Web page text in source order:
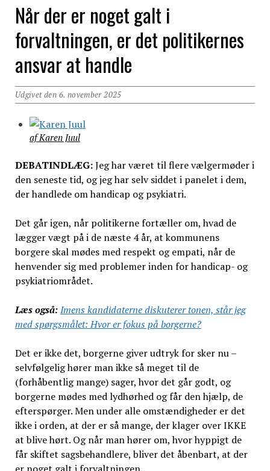
Når der er noget galt i
forvaltningen, er det politikernes
ansvar at handle
Udgivet den 6. november 2025
af Karen Juul
DEBATINDLÆG:Jeg har været til flere vælgermøder i
den seneste tid, og jeg har selv siddet i panelet i dem,
der handlede om handicap og psykiatri.
Det går igen, når politikerne fortæller om, hvad de
lægger vægt på i de næste 4 år, at kommunens
borgere skal mødes med respekt og empati, når de
henvender sig med problemer inden for handicap- og
psykiatriområdet.
Læs også:Imens kandidaterne diskuterer tonen, står jeg
med spørgsmålet: Hvor er fokus på borgerne?
Det er ikke det, borgerne giver udtryk for sker nu –
selvfølgelig hører man ikke så meget til de
(forhåbentlig mange) sager, hvor det går godt, og
borgerne mødes med lydhørhed og får den hjælp, de
efterspørger. Men under alle omstændigheder er det
ikke i orden, at der er så mange, der klager over IKKE
at blive hørt. Og når man hører om, hvor hyppigt de
får skiftet sagsbehandlere, bliver det åbenbart, at der